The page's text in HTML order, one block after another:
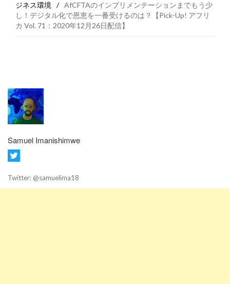
ジネス環境
/ AfCFTAのインプリメンテーションまでもう少
し！デジタル化で恩恵を一番受けるのは？【Pick-Up! アフリ
カ Vol. 71：2020年12月26日配信】
Samuel Imanishimwe
Twitter: @samuelima18